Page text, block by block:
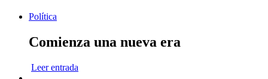
Política
Comienza una nueva era
Leer entrada